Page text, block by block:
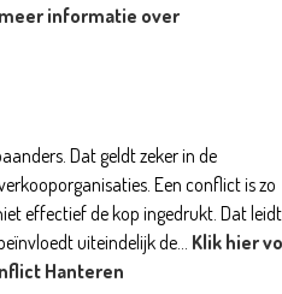
informatie over
Dat geldt zeker in de
Een conflict is zo
effectief de kop ingedrukt. Dat
uiteindelijk de... Klik hier
Hanteren